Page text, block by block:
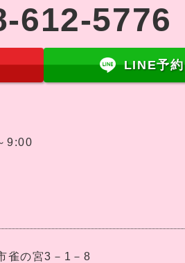
612-5776
LINE予約
9:00
雀の宮3－1－8